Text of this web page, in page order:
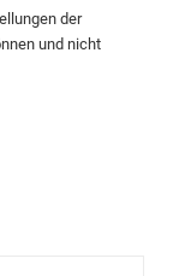
der
und nicht